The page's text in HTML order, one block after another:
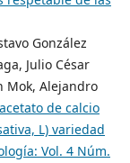
González
Julio César
Mok, Alejandro
de calcio
L) variedad
Vol. 4 Núm.